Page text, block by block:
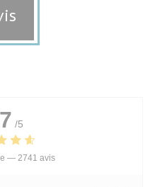
/5
— 2741 avis